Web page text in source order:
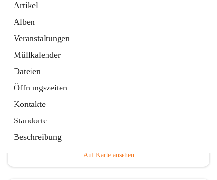
Artikel
Alben
Veranstaltungen
Müllkalender
Dateien
Öffnungszeiten
Kontakte
Standorte
Beschreibung
Gemeindeservice
Auf Karte ansehen